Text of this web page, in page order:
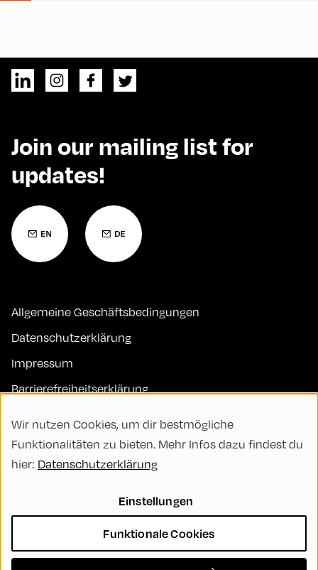
Join our mailing list for
updates!
Allgemeine Geschäftsbedingungen
Datenschutzerklärung
Impressum
Barrierefreiheitserklärung
FAQs
Code of Conduct
Nachhaltigkeit
Vielfalt, Gleichberechtigung und Inklusion
Wir nutzen Cookies, um dir bestmögliche
Funktionalitäten zu bieten. Mehr Infos dazu findest du
hier: Datenschutzerklärung
Einstellungen
Funktionale Cookies